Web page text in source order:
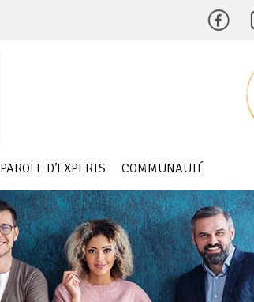
PAROLE D’EXPERTS COMMUNAUTÉ